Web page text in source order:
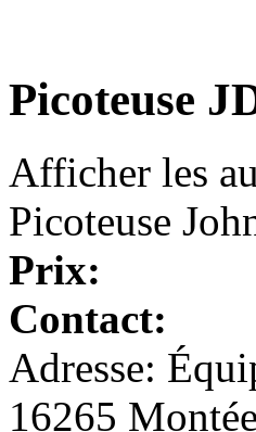
Picoteuse
Afficher les
Picoteuse
Prix:
Contact:
Adresse:
16265